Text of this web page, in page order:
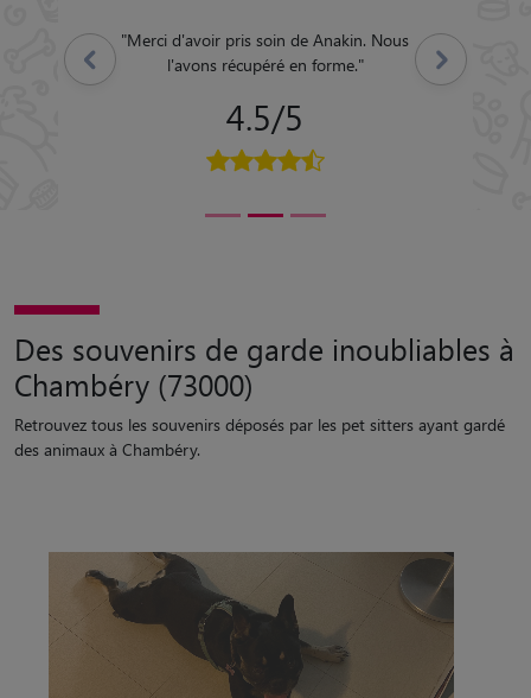
"Merci d'avoir pris soin de Anakin. Nous
l'avons récupéré en forme."
4.5/5
Précédent Suivant
Des souvenirs de garde inoubliables à
Chambéry (73000)
Retrouvez tous les souvenirs déposés par les pet sitters ayant gardé
des animaux à Chambéry.